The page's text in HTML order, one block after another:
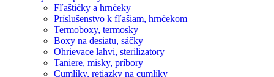
Fľaštičky a hrnčeky
Príslušenstvo k fľašiam, hrnčekom
Termoboxy, termosky
Boxy na desiatu, sáčky
Ohrievace lahvi, sterilizatory
Taniere, misky, príbory
Cumlíky, retiazky na cumlíky